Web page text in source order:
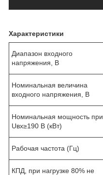
Характеристики
Диапазон входного
напряжения, В
Номинальная величина
входного напряжения, В
Номинальная мощность при
Uвх≥190 В (кВт)
Рабочая частота (Гц)
КПД, при нагрузке 80% не